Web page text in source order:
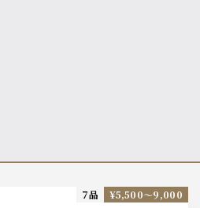
7品 ¥5,500〜9,000